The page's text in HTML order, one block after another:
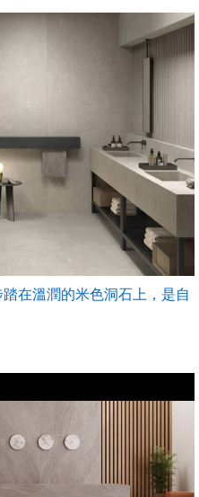
在溫潤的米色洞石上，是自